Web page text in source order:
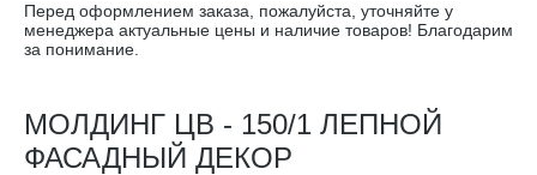
Перед оформлением заказа, пожалуйста, уточняйте у
менеджера актуальные цены и наличие товаров! Благодарим
за понимание.
МОЛДИНГ ЦВ - 150/1 ЛЕПНОЙ
ФАСАДНЫЙ ДЕКОР